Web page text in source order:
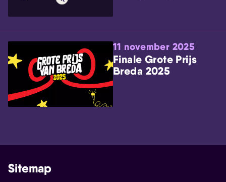
11 november 2025
Finale Grote Prijs
Breda 2025
Sitemap